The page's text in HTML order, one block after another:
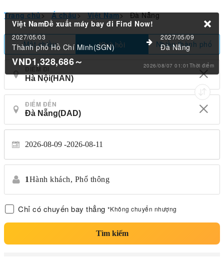
Trang chủ> Á châu> Việt Nam> Đà Nẵng
Một chiều Khứ hồi Nhiều thành phố
ĐIỂM ĐI
ĐIỂM ĐẾN
2026-08-09 2026-08-11
1Hành khách, Phổ thông
Chỉ có chuyến bay thẳng *Không chuyển nhượng
Tìm kiếm
Việt NamĐề xuất máy bay đi Find Now!
2027/05/03
Thành phố Hồ Chí Minh(SGN)
2027/05/09
Đà Nẵng
VND1,328,686～ 2026/08/07 01:01Thời điểm